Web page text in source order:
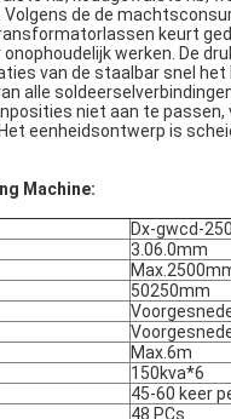
de de
keurt
werken. De
van de staalbar snel
alle
niet aan te
eenheidsontwerp is
Machine:
Dx-gwcd-
3.06.0mm
50250mm
Max.6m
150kva*6
45-60 keer
48 PCs